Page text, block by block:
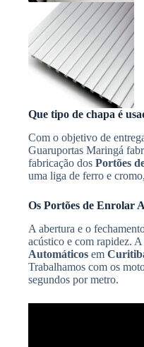
Que tipo de chapa é
Com o objetivo de
Guaruportas Maringá
fabricação dos Portões
uma liga de ferro e
Os Portões de Enrolar
A abertura e o
acústico e com rapidez.
Automáticos em
Trabalhamos com os
segundos por metro.